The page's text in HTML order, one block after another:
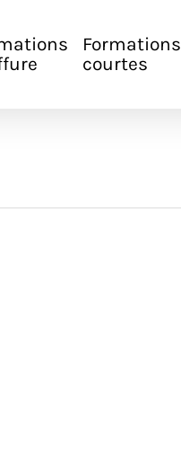
Formations
courtes